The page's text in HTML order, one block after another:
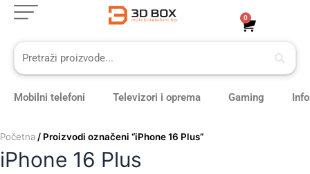
Skip
content
0
Cart
Mobilni telefoni Televizori i oprema Gaming
Početna / Proizvodi označeni “iPhone 16 Plus”
iPhone 16 Plus